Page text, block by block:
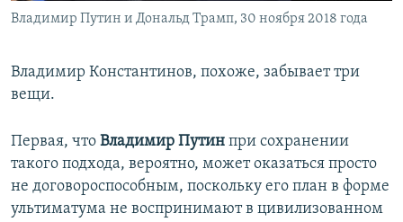
Владимир Путин и Дональд Трамп, 30 ноября 2018 года
Владимир Константинов, похоже, забывает три
вещи.
Первая, что Владимир Путин при сохранении
такого подхода, вероятно, может оказаться просто
не договороспособным, поскольку его план в форме
ультиматума не воспринимают в цивилизованном